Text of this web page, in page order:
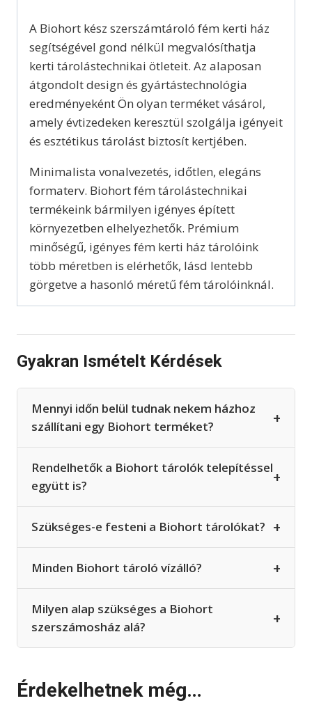
A Biohort kész szerszámtároló fém kerti ház
segítségével gond nélkül megvalósíthatja
kerti tárolástechnikai ötleteit. Az alaposan
átgondolt design és gyártástechnológia
eredményeként Ön olyan terméket vásárol,
amely évtizedeken keresztül szolgálja igényeit
és esztétikus tárolást biztosít kertjében.
Minimalista vonalvezetés, időtlen, elegáns
formaterv. Biohort fém tárolástechnikai
termékeink bármilyen igényes épített
környezetben elhelyezhetők. Prémium
minőségű, igényes fém kerti ház tárolóink
több méretben is elérhetők, lásd lentebb
görgetve a hasonló méretű fém tárolóinknál.
Gyakran Ismételt Kérdések
Mennyi időn belül tudnak nekem házhoz
szállítani egy Biohort terméket?
+
Rendelhetők a Biohort tárolók telepítéssel
együtt is?
+
Szükséges-e festeni a Biohort tárolókat? +
Minden Biohort tároló vízálló? +
Milyen alap szükséges a Biohort
szerszámosház alá?
+
Érdekelhetnek még…